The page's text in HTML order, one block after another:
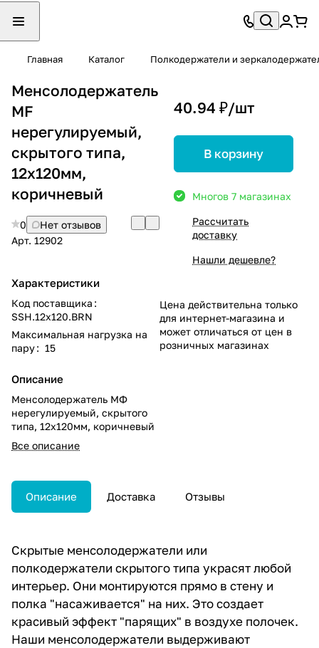
Главная Каталог Полкодержатели и
Менсолодержатель
MF
нерегулируемый,
скрытого типа,
12х120мм,
коричневый
0
Нет отзывов
Арт. 12902
Характеристики
Код поставщика :
SSH.12x120.BRN
Максимальная нагрузка на
пару: 15
Описание
Менсолодержатель МФ
нерегулируемый, скрытого
типа, 12х120мм, коричневый
Все описание
40.94 ₽/шт
В корзину
Многов 7 магазинах
Рассчитать
доставку
Нашли дешевле?
Цена действительна только
для интернет-магазина и
может отличаться от цен в
розничных магазинах
Описание Доставка Отзывы
Скрытые менсолодержатели или
полкодержатели скрытого типа украсят любой
интерьер. Они монтируются прямо в стену и
полка "насаживается" на них. Это создает
красивый эффект "парящих" в воздухе полочек.
Наши менсолодержатели выдерживают